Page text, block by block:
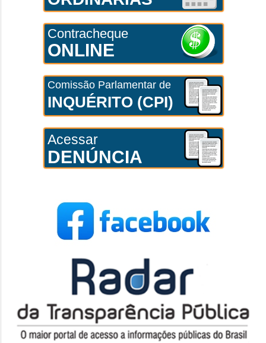
Contracheque
ONLINE
Comissão Parlamentar de
INQUÉRITO (CPI)
Acessar
DENÚNCIA